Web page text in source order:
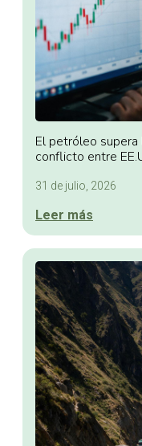
El petróleo
conflicto entre
31 de julio, 2026
Leer más